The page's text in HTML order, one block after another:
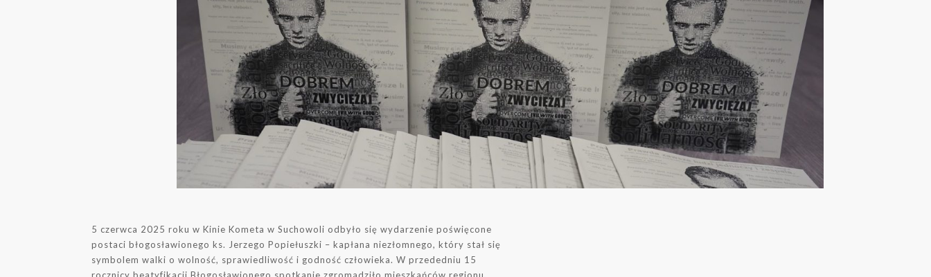
5 czerwca 2025 roku w Kinie Kometa w Suchowoli odbyło się wydarzenie poświęcone
postaci błogosławionego ks. Jerzego Popiełuszki – kapłana niezłomnego, który stał się
symbolem walki o wolność, sprawiedliwość i godność człowieka. W przededniu 15